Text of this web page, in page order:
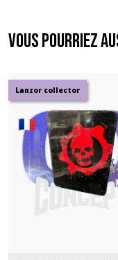
Vous pourriez
Lanzor collector